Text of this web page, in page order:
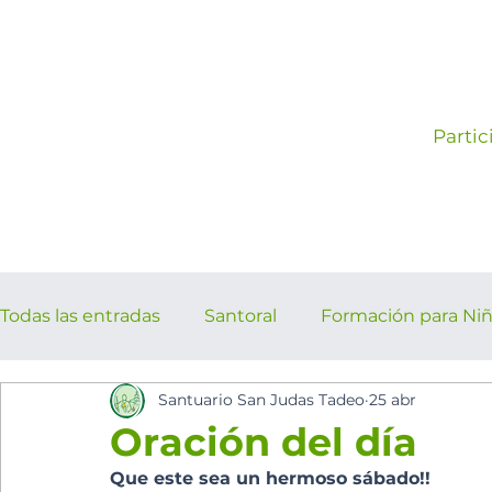
Todas las entradas Santoral Formación para
los cinco minutos del espíritu Sant Eventos
Oración del día
Santuario San Judas Tadeo 25 abr
Que este sea un hermoso sábado!!